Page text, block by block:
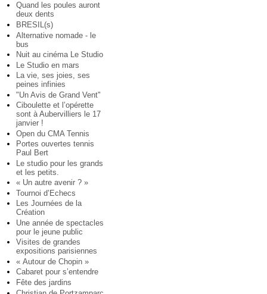
Quand les poules auront
deux dents
BRESIL(s)
Alternative nomade - le
bus
Nuit au cinéma Le Studio
Le Studio en mars
La vie, ses joies, ses
peines infinies
"Un Avis de Grand Vent"
Ciboulette et l’opérette
sont à Aubervilliers le 17
janvier !
Open du CMA Tennis
Portes ouvertes tennis
Paul Bert
Le studio pour les grands
et les petits.
« Un autre avenir ? »
Tournoi d’Echecs
Les Journées de la
Création
Une année de spectacles
pour le jeune public
Visites de grandes
expositions parisiennes
« Autour de Chopin »
Cabaret pour s’entendre
Fête des jardins